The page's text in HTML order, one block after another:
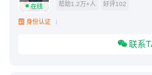
在线 帮助1.2万+人 好评102
身份认证
联系